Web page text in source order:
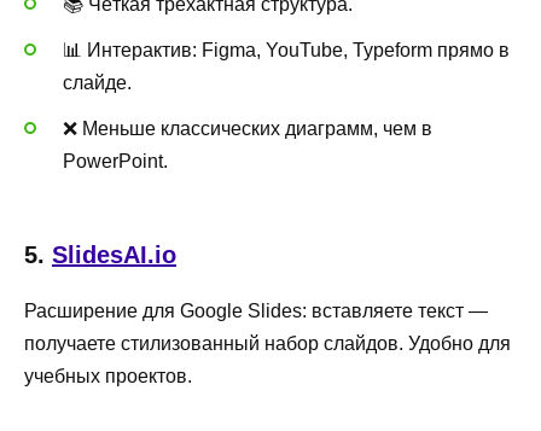
📊 Интерактив: Figma, YouTube, Typeform прямо в
слайде.
❌ Меньше классических диаграмм, чем в
PowerPoint.
5. SlidesAI.io
Расширение для Google Slides: вставляете текст —
получаете стилизованный набор слайдов. Удобно для
учебных проектов.